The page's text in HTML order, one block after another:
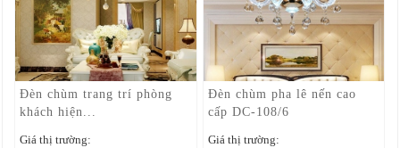
Đèn chùm trang trí phòng
khách hiện...
Giá thị trường:
Đèn chùm pha lê nến cao
cấp DC-108/6
Giá thị trường: